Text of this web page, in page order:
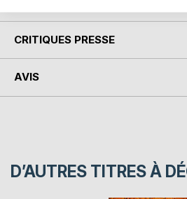
CRITIQUES PRESSE
AVIS
D’AUTRES TITRES À